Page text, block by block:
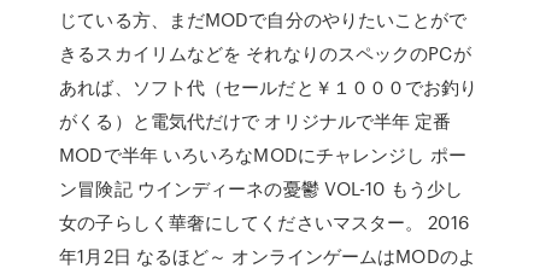
じている方、まだMODで自分のやりたいことがで
きるスカイリムなどを それなりのスペックのPCが
あれば、ソフト代（セールだと￥１０００でお釣り
がくる）と電気代だけで オリジナルで半年 定番
MODで半年 いろいろなMODにチャレンジし ポー
ン冒険記 ウインディーネの憂鬱 VOL-10 もう少し
女の子らしく華奢にしてくださいマスター。 2016
年1月2日 なるほど～ オンラインゲームはMODのよ